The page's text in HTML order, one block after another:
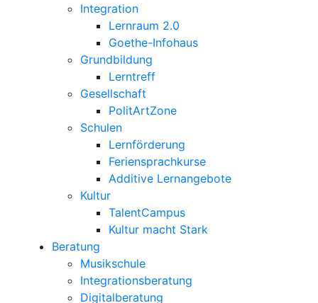
Integration
Lernraum 2.0
Goethe-Infohaus
Grundbildung
Lerntreff
Gesellschaft
PolitArtZone
Schulen
Lernförderung
Feriensprachkurse
Additive Lernangebote
Kultur
TalentCampus
Kultur macht Stark
Beratung
Musikschule
Integrationsberatung
Digitalberatung